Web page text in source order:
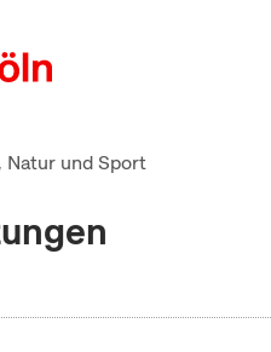
Natur und Sport